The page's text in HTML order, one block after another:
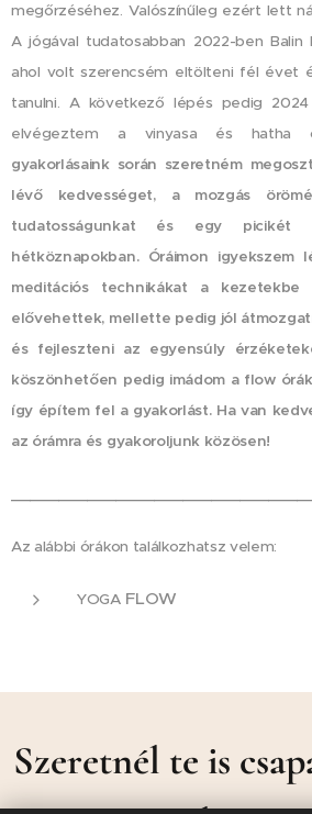
megőrzéséhez. Valószínűleg ezért lett
A jógával tudatosabban 2022-ben
ahol volt szerencsém eltölteni fél évet
tanulni. A következő lépés pedig
elvégeztem a vinyasa és hatha
gyakorlásaink során szeretném
lévő kedvességet, a mozgás
tudatosságunkat és egy picikét
hétköznapokban. Óráimon igyekszem
meditációs technikákat a kezetekbe
elővehettek, mellette pedig jól
és fejleszteni az egyensúly
köszönhetően pedig imádom a flow
így építem fel a gyakorlást. Ha van
az órámra és gyakoroljunk közösen!
Az alábbi órákon találkozhatsz velem:
YOGA FLOW
Szeretnél te is